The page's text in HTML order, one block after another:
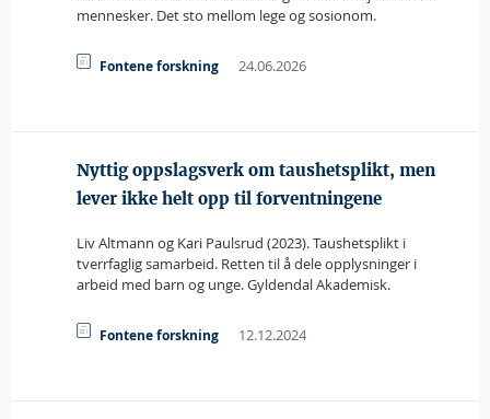
mennesker. Det sto mellom lege og sosionom.
Fontene forskning 24.06.2026
Nyttig oppslagsverk om taushetsplikt, men
lever ikke helt opp til forventningene
Liv Altmann og Kari Paulsrud (2023). Taushetsplikt i
tverrfaglig samarbeid. Retten til å dele opplysninger i
arbeid med barn og unge. Gyldendal Akademisk.
Fontene forskning 12.12.2024